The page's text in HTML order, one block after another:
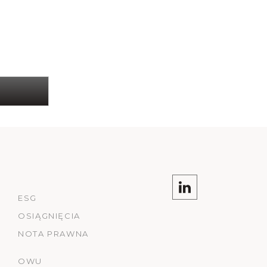
ESG
OSIĄGNIĘCIA
NOTA PRAWNA
OWU